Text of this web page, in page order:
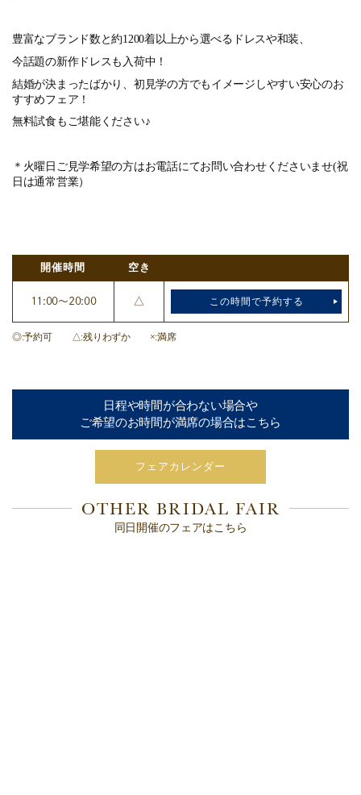
豊富なブランド数と約1200着以上から選べるドレスや和装、
今話題の新作ドレスも入荷中！
結婚が決まったばかり、初見学の方でもイメージしやすい安心のお
すすめフェア！
無料試食もご堪能ください♪
＊火曜日ご見学希望の方はお電話にてお問い合わせくださいませ(祝
日は通常営業）
開催時間 空き
11:00～20:00 △ この時間で予約する
◎予約可 △ 残りわずか × 満席
日程や時間が合わない場合や
ご希望のお時間が満席の場合はこちら
フェアカレンダー
OTHER BRIDAL FAIR
同日開催のフェアはこちら